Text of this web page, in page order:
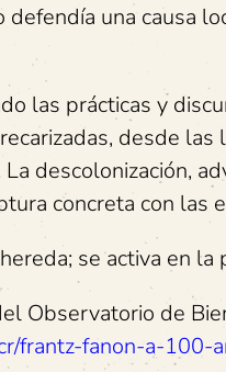
una causa
las prácticas y
desde
descolonización,
concreta con las
se activa en la
Observatorio de
frantz-fanon-a-